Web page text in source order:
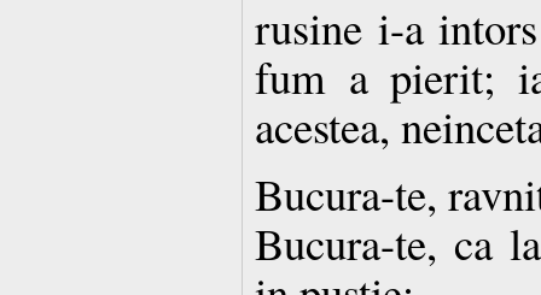
rusine i-a
fum a pierit;
acestea,
Bucura-te,
Bucura-te, ca